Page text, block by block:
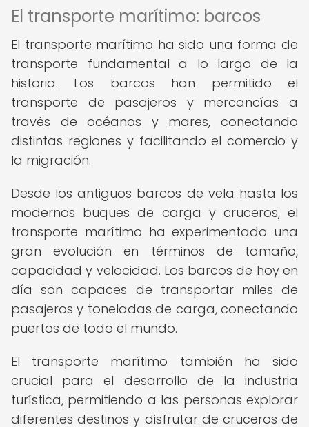
El transporte marítimo: barcos
El transporte marítimo ha sido una forma de
transporte fundamental a lo largo de la
historia. Los barcos han permitido el
transporte de pasajeros y mercancías a
través de océanos y mares, conectando
distintas regiones y facilitando el comercio y
la migración.
Desde los antiguos barcos de vela hasta los
modernos buques de carga y cruceros, el
transporte marítimo ha experimentado una
gran evolución en términos de tamaño,
capacidad y velocidad. Los barcos de hoy en
día son capaces de transportar miles de
pasajeros y toneladas de carga, conectando
puertos de todo el mundo.
El transporte marítimo también ha sido
crucial para el desarrollo de la industria
turística, permitiendo a las personas explorar
diferentes destinos y disfrutar de cruceros de